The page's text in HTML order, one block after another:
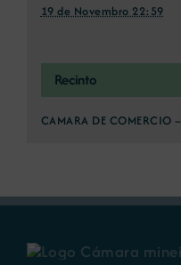
19 de Novembro 22:59
Recinto
CAMARA DE COMERCIO